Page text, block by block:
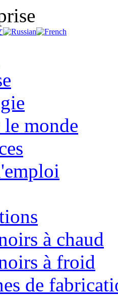
le monde
à chaud
à froid
de